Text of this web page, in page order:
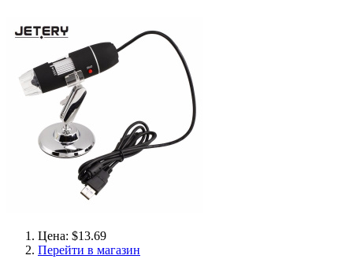
Цена: $13.69
Перейти в магазин